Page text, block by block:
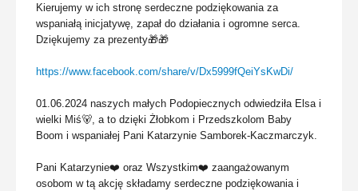
Kierujemy w ich stronę serdeczne podziękowania za
wspaniałą inicjatywę, zapał do działania i ogromne serca.
Dziękujemy za prezenty🎁🎁
https://www.facebook.com/share/v/Dx5999fQeiYsKwDi/
01.06.2024 naszych małych Podopiecznych odwiedziła Elsa i
wielki Miś🐻, a to dzięki Żłobkom i Przedszkolom Baby
Boom i wspaniałej Pani Katarzynie Samborek-Kaczmarczyk.
Pani Katarzynie❤️ oraz Wszystkim❤️ zaangażowanym
osobom w tą akcję składamy serdeczne podziękowania i